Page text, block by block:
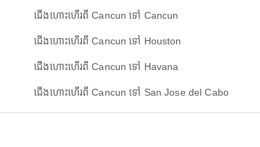
ជើងហោះហើរពី Cancun ទៅ Cancun
ជើងហោះហើរពី Cancun ទៅ Houston
ជើងហោះហើរពី Cancun ទៅ Havana
ជើងហោះហើរពី Cancun ទៅ San Jose del Cabo